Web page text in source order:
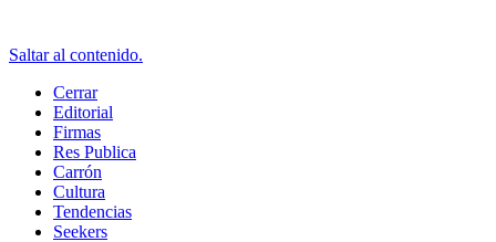
Saltar al contenido.
Cerrar
Editorial
Firmas
Res Publica
Carrón
Cultura
Tendencias
Seekers